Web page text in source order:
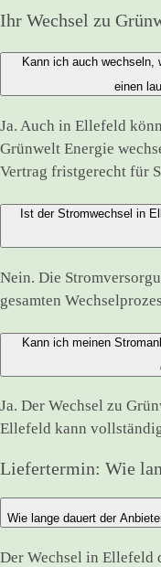
Ihr Wechsel zu
Kann ich auch wechseln,
einen
Ja. Auch in Ellefeld
Grünwelt Energie
Vertrag fristgerecht für
Ist der Stromwechsel in
Nein. Die
gesamten
Kann ich meinen
Ja. Der Wechsel zu
Ellefeld kann
Liefertermin: Wie
Wie lange dauert der
Der Wechsel in Ellefeld